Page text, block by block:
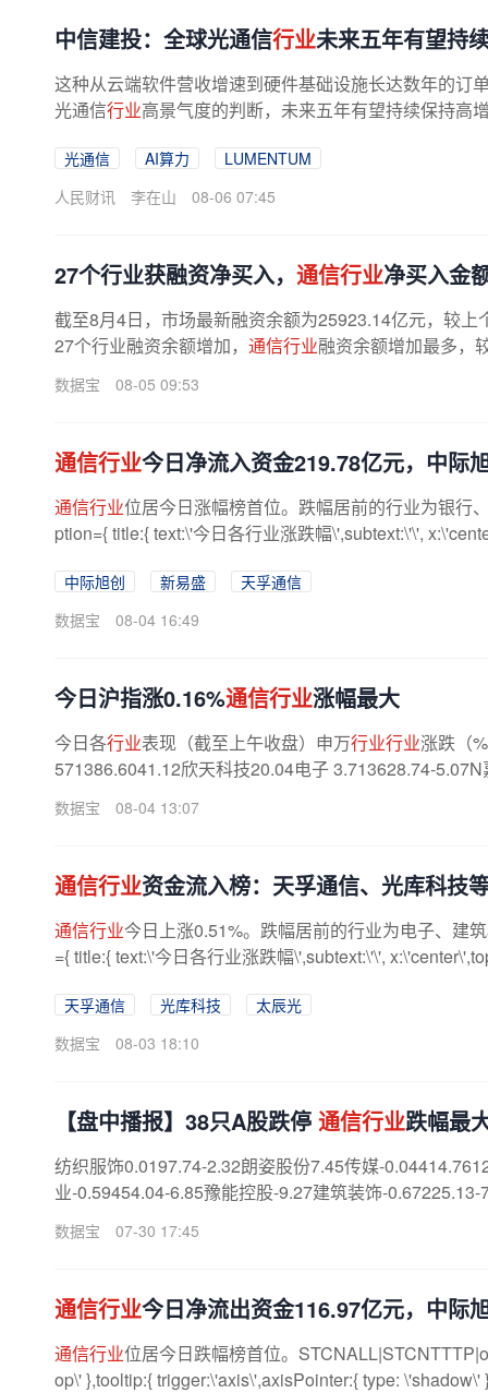
中信建投：全球光通信行业未来五年有望持
这种从云端软件营收增速到硬件基础设施长达数年的订
光通信行业高景气度的判断，未来五年有望持续保持高
光通信 AI算力
LUMENTUM
人民财讯
李在山 08-06 07:45
27个行业获融资净买入， 通信行业净买入金
截至8月4日，市场最新融资余额为25923.14亿元，较
27个行业融资余额增加， 通信行业融资余额增加最多，
数据宝 08-05 09:53
通信行业今日净流入资金219.78亿元，中际
通信行业位居今日涨幅榜首位。跌幅居前的行业为银行
ption={ title:{ text:\'今日各行业涨跌幅\',subtext:\'\',
中际旭创 新易盛
天孚通信
数据宝
08-04 16:49
今日沪指涨0.16%通信行业涨幅最大
今日各行业表现（截至上午收盘）申万行业行业涨跌（
571386.6041.12欣天科技20.04电子 3.713628.74-
数据宝 08-04 13:07
通信行业资金流入榜：天孚通信、光库科技
通信行业今日上涨0.51%。跌幅居前的行业为电子、建
={ title:{ text:\'今日各行业涨跌幅\',subtext:\'\',
天孚通信 光库科技
太辰光
数据宝
08-03 18:10
【盘中播报】38只A股跌停 通信行业跌幅最
纺织服饰0.0197.74-2.32朗姿股份7.45传媒-
业-0.59454.04-6.85豫能控股-9.27建筑装饰-
数据宝 07-30 17:45
通信行业今日净流出资金116.97亿元，中际
通信行业位居今日跌幅榜首位。
op\' },tooltip:{ trigger:\'axis\',axisPointer:{ type: \'shadow\'